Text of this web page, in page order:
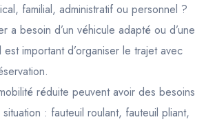
familial, administratif ou personnel ?
a besoin d’un véhicule adapté ou d’une
important d’organiser le trajet avec
réduite peuvent avoir des besoins
: fauteuil roulant, fauteuil pliant,